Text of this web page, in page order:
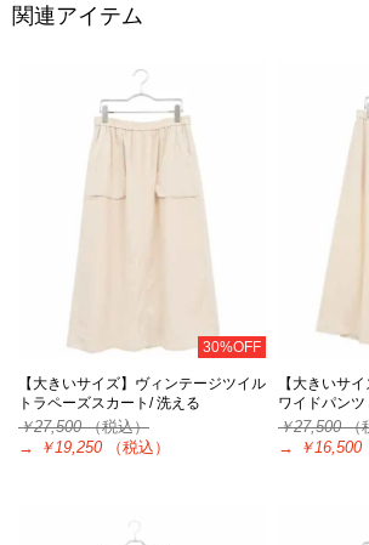
関連アイテム
30%OFF
【大きいサイズ】ヴィンテージツイル
トラペーズスカート/ 洗える
￥27,500（税込）
→
￥19,250 （税込）
【大きいサ
ワイドパンツ
￥27,500（
→
￥16,500